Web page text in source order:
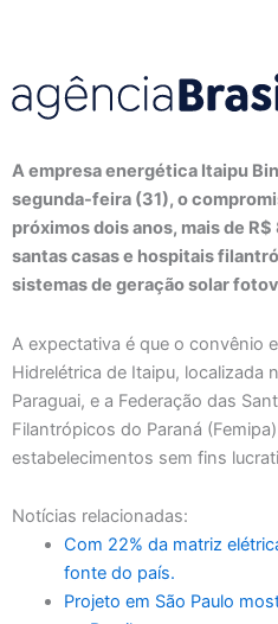
A empresa energética Itaipu
segunda-feira (31), o
próximos dois anos, mais de
santas casas e hospitais
sistemas de geração solar
A expectativa é que o convênio
Hidrelétrica de Itaipu, localizada
Paraguai, e a Federação das
Filantrópicos do Paraná
estabelecimentos sem fins
Notícias relacionadas:
Com 22% da matriz
fonte do país.
Projeto em São Paulo